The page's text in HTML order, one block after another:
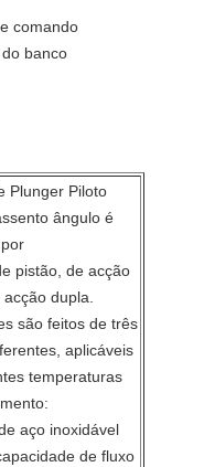
comando
banco
Plunger Piloto
ângulo é
pistão, de acção
dupla.
são feitos de três
aplicáveis
temperaturas
aço inoxidável
de fluxo